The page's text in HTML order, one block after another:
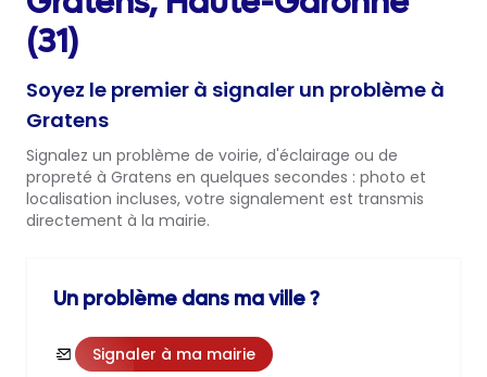
(31)
Soyez le premier à signaler un problème à
Gratens
Signalez un problème de voirie, d'éclairage ou de
propreté à Gratens en quelques secondes : photo et
localisation incluses, votre signalement est transmis
directement à la mairie.
Un problème dans ma ville ?
Signaler à ma mairie